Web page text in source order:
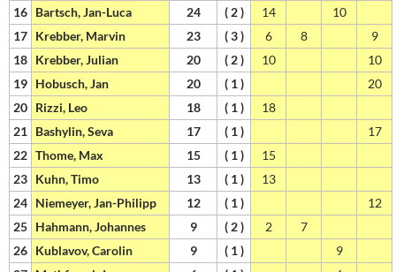
16 Bartsch, Jan-Luca 24 ( 2 ) 14
10
17 Krebber, Marvin 23 ( 3 ) 6 8
9
18 Krebber, Julian 20 ( 2 ) 10
10
19 Hobusch, Jan 20 ( 1 )
20
20 Rizzi, Leo 18 ( 1 )
18
21 Bashylin, Seva 17 ( 1 )
17
22 Thome, Max 15 ( 1 )
15
23 Kuhn, Timo 13 ( 1 )
13
24 Niemeyer, Jan-Philipp 12 ( 1 )
12
25 Hahmann, Johannes 9 ( 2 ) 2
7
26 Kublavov, Carolin 9 ( 1 )
9